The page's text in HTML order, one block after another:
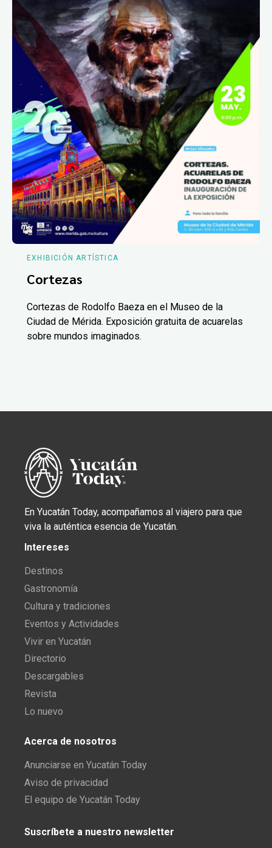
EXHIBICIÓN ARTÍSTICA
Cortezas
Cortezas de Rodolfo Baeza en el Museo de la
Ciudad de Mérida. Exposición gratuita de acuarelas
sobre mundos imaginados.
En Yucatán Today, acompañamos al viajero para que
viva la auténtica esencia de Yucatán.
Intereses
Destinos
Gastronomía
Cultura y tradiciones
Eventos y Actividades
Vivir en Yucatán
Directorio
Descargables
Revista
Lo nuevo
Acerca de nosotros
Anunciarse en Yucatán Today
Aviso de privacidad
El equipo de Yucatán Today
Suscríbete a nuestro newsletter